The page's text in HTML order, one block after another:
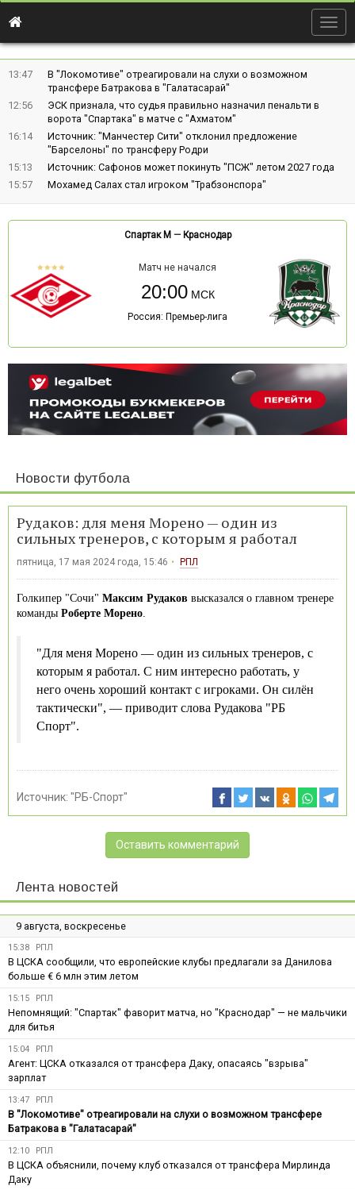
13:47
В "Локомотиве" отреагировали на слухи о возможном
трансфере Батракова в "Галатасарай"
12:56
ЭСК признала, что судья правильно назначил пенальти в
ворота "Спартака" в матче с "Ахматом"
16:14
Источник: "Манчестер Сити" отклонил предложение
"Барселоны" по трансферу Родри
15:13
Источник: Сафонов может покинуть "ПСЖ" летом 2027 года
15:57
Мохамед Салах стал игроком "Трабзонспора"
Спартак М — Краснодар
Матч не начался
20:00
Россия: Премьер-лига
Новости футбола
Рудаков: для меня Морено — один из
сильных тренеров, с которым я работал
пятница, 17 мая 2024 года, 15:46 РПЛ
Голкипер "Сочи" Максим Рудаков высказался о главном тренере
команды Роберте Морено
"Для меня Морено — один из сильных тренеров, с
которым я работал. С ним интересно работать, у
него очень хороший контакт с игроками. Он силён
тактически", — приводит слова Рудакова "РБ
Спорт".
Источник: "РБ-Спорт"
Оставить комментарий
Лента новостей
9 августа, воскресенье
15:38 РПЛ
В ЦСКА сообщили, что европейские клубы предлагали за Данилова
больше € 6 млн этим летом
15:15 РПЛ
Непомнящий: "Спартак" фаворит матча, но "Краснодар" — не мальчики
для битья
15:04 РПЛ
Агент: ЦСКА отказался от трансфера Даку, опасаясь "взрыва"
зарплат
13:47 РПЛ
В "Локомотиве" отреагировали на слухи о возможном трансфере
Батракова в "Галатасарай"
12:10 РПЛ
В ЦСКА объяснили, почему клуб отказался от трансфера Мирлинда
Даку